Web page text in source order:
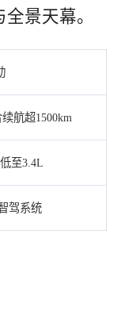
景天幕。
航超1500km
至3.4L
驾系统